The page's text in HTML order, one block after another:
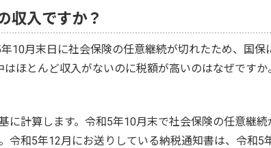
収入ですか？
10月末日に社会保険の任意継続が切れたため、国
ほとんど収入がないのに税額が高いのはなぜですか
に計算します。令和5年10月末で社会保険の任意継
令和5年12月にお送りしている納税通知書は、令和